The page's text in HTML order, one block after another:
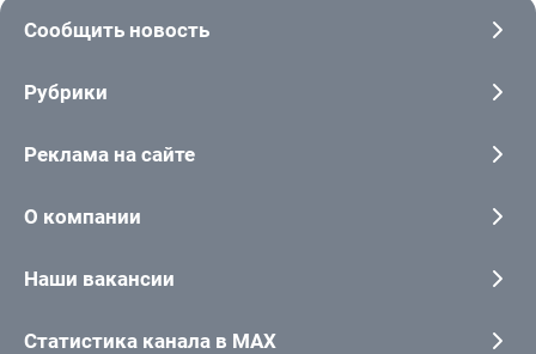
Сообщить новость
Рубрики
Реклама на сайте
О компании
Наши вакансии
Статистика канала в MAX